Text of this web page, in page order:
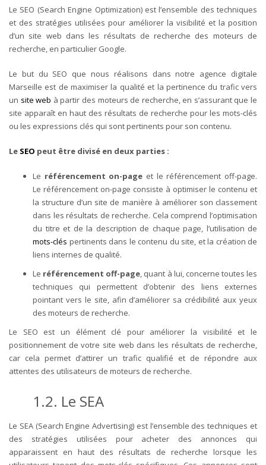
Le SEO (Search Engine Optimization) est l’ensemble des techniques
et des stratégies utilisées pour améliorer la visibilité et la position
d’un site web dans les résultats de recherche des moteurs de
recherche, en particulier Google.
Le but du SEO que nous réalisons dans notre agence digitale
Marseille est de maximiser la qualité et la pertinence du trafic vers
un site web à partir des moteurs de recherche, en s’assurant que le
site apparaît en haut des résultats de recherche pour les mots-clés
ou les expressions clés qui sont pertinents pour son contenu.
Le SEO peut être divisé en deux parties :
Le référencement on-page et le référencement off-page.
Le référencement on-page consiste à optimiser le contenu et
la structure d’un site de manière à améliorer son classement
dans les résultats de recherche. Cela comprend l’optimisation
du titre et de la description de chaque page, l’utilisation de
mots-clés pertinents dans le contenu du site, et la création de
liens internes de qualité.
Le référencement off-page , quant à lui, concerne toutes les
techniques qui permettent d’obtenir des liens externes
pointant vers le site, afin d’améliorer sa crédibilité aux yeux
des moteurs de recherche.
Le SEO est un élément clé pour améliorer la visibilité et le
positionnement de votre site web dans les résultats de recherche,
car cela permet d’attirer un trafic qualifié et de répondre aux
attentes des utilisateurs de moteurs de recherche.
1.2. Le SEA
Le SEA (Search Engine Advertising) est l’ensemble des techniques et
des stratégies utilisées pour acheter des annonces qui
apparaissent en haut des résultats de recherche lorsque les